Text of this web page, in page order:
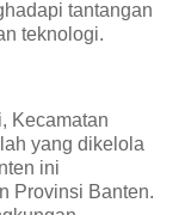
tantangan
teknologi.
Kecamatan
yang dikelola
ini
Provinsi Banten.